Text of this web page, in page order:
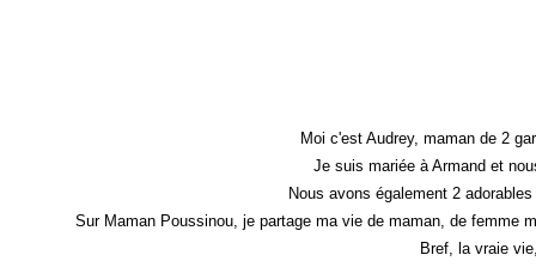
Moi c'est Audrey, maman de 2
Je suis mariée à Armand et
Nous avons également 2
Sur Maman Poussinou, je partage ma vie de maman, de femme
Bref, la vraie